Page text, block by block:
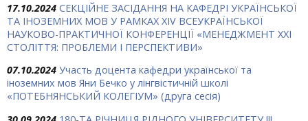
17.10.2024 СЕКЦІЙНЕ ЗАСІДАННЯ НА КАФЕДРІ УКРАЇНСЬКОЇ
ТА ІНОЗЕМНИХ МОВ У РАМКАХ ХIV ВСЕУКРАЇНСЬКОЇ
НАУКОВО-ПРАКТИЧНОЇ КОНФЕРЕНЦІЇ «МЕНЕДЖМЕНТ ХХІ
СТОЛІТТЯ: ПРОБЛЕМИ І ПЕРСПЕКТИВИ»
07.10.2024 Участь доцента кафедри української та
іноземних мов Яни Бечко у лінгвістичній школі
«ПОТЕБНЯНСЬКИЙ КОЛЕГІУМ» (друга сесія)